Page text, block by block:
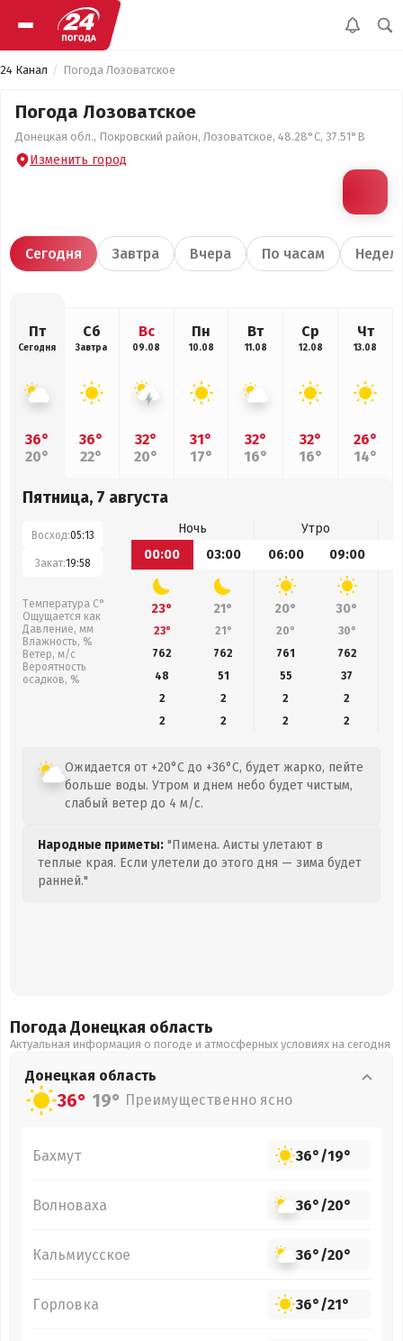
24 Канал Погода Лозоватское
Погода Лозоватское
Донецкая обл., Покровский район, Лозоватское, 48.28°С, 37.51°В
Изменить город
Сегодня Завтра Вчера По часам
Пт
Сегодня
36°
20°
Сб
Завтра
36°
22°
Вс
09.08
32°
20°
Пн
10.08
31°
17°
Вт
11.08
32°
16°
Ср
12.08
32°
16°
Чт
13.08
26°
14°
Пятница, 7 августа
Восход:05:13
Закат:19:58
Температура С°
Ощущается как
Давление, мм
Влажность, %
Ветер, м/с
Вероятность
осадков, %
Ночь
Утро
00:00
03:00 06:00 09:00
23° 21° 20° 30°
23° 21° 20° 30°
762
762 761 762
48
51 55 37
2
2 2
2
2
2 2 2
Ожидается от +20°C до +36°C, будет жарко, пейте
больше воды. Утром и днем небо будет чистым,
слабый ветер до 4 м/с.
Народные приметы: "Пимена. Аисты улетают в
теплые края. Если улетели до этого дня — зима будет
ранней."
Погода Донецкая область
Актуальная информация о погоде и атмосферных условиях на сегодня
Донецкая область
36° 19° Преимущественно ясно
Бахмут 36°/19°
Волноваха 36°/20°
Кальмиусское 36°/20°
Горловка 36°/21°